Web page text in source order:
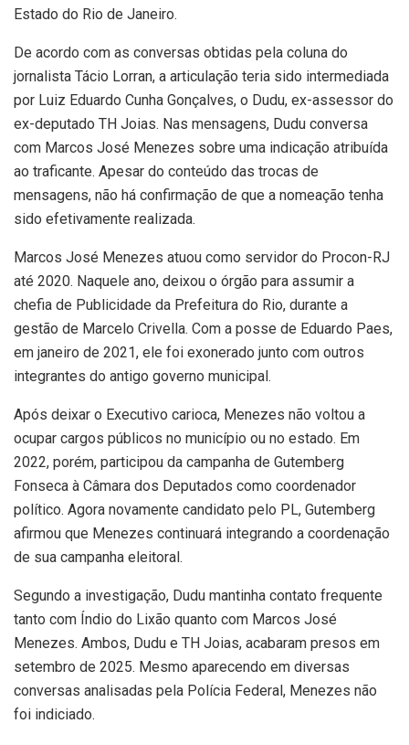
Estado do Rio de Janeiro.
De acordo com as conversas obtidas pela coluna do
jornalista Tácio Lorran, a articulação teria sido intermediada
por Luiz Eduardo Cunha Gonçalves, o Dudu, ex-assessor do
ex-deputado TH Joias. Nas mensagens, Dudu conversa
com Marcos José Menezes sobre uma indicação atribuída
ao traficante. Apesar do conteúdo das trocas de
mensagens, não há confirmação de que a nomeação tenha
sido efetivamente realizada.
Marcos José Menezes atuou como servidor do Procon-RJ
até 2020. Naquele ano, deixou o órgão para assumir a
chefia de Publicidade da Prefeitura do Rio, durante a
gestão de Marcelo Crivella. Com a posse de Eduardo Paes,
em janeiro de 2021, ele foi exonerado junto com outros
integrantes do antigo governo municipal.
Após deixar o Executivo carioca, Menezes não voltou a
ocupar cargos públicos no município ou no estado. Em
2022, porém, participou da campanha de Gutemberg
Fonseca à Câmara dos Deputados como coordenador
político. Agora novamente candidato pelo PL, Gutemberg
afirmou que Menezes continuará integrando a coordenação
de sua campanha eleitoral.
Segundo a investigação, Dudu mantinha contato frequente
tanto com Índio do Lixão quanto com Marcos José
Menezes. Ambos, Dudu e TH Joias, acabaram presos em
setembro de 2025. Mesmo aparecendo em diversas
conversas analisadas pela Polícia Federal, Menezes não
foi indiciado.